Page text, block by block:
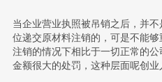
当企业营业执照被吊销之后，并
位递交原材料注销的，可是不能
注销的情况下相比于一切正常的
金额很大的处罚，这种层面呢创业